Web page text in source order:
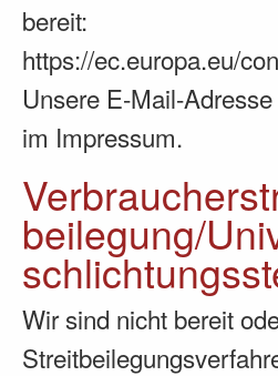
bereit:
https://ec.europa.eu/
Unsere E-Mail-
im Impressum.
beilegung/
Wir sind nicht bereit